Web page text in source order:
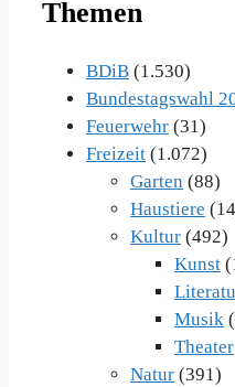
Themen
BDiB (1.530)
Bundestagswahl
Feuerwehr (31)
Freizeit (1.072)
Garten (88)
Haustiere
Kultur (492)
Kunst
Musik
Theater
Natur (391)